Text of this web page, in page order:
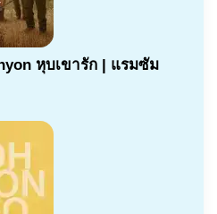
หุบเขารัก | แรมซัม